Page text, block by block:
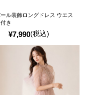
¥7,990(税込)
ル装飾ロングドレス ウエス
き